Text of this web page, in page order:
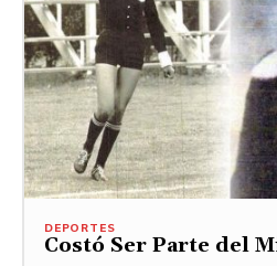
DEPORTES
Costó Ser Parte del